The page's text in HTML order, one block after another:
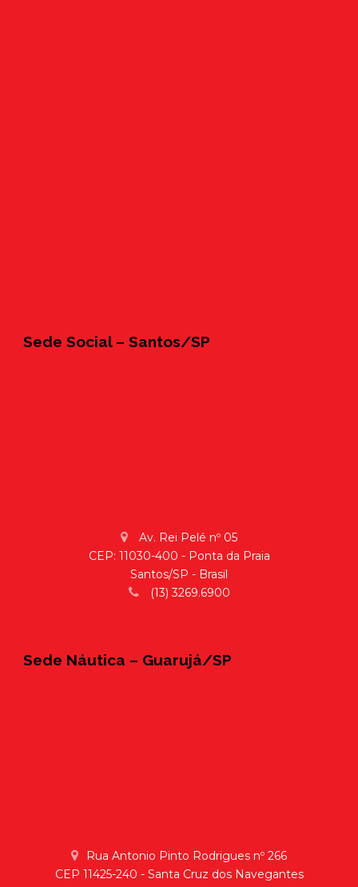
Sede Social – Santos/SP
Av. Rei Pelé nº 05
CEP: 11030-400 - Ponta da Praia
Santos/SP - Brasil
(13) 3269.6900
Sede Náutica – Guarujá/SP
Rua Antonio Pinto Rodrigues nº 266
CEP 11425-240 - Santa Cruz dos Navegantes